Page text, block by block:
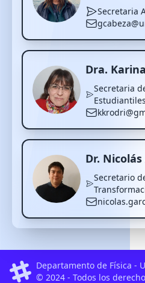
Secretaria
Dra.
Secretaria
Dr.
Secretario
Departamento de Física -
© 2024 - Todos los